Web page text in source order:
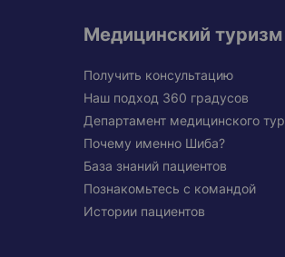
Медицинский
Получить консультацию
Наш подход 360 градусов
Департамент медицинского
Почему именно Шиба?
База знаний пациентов
Познакомьтесь с командой
Истории пациентов